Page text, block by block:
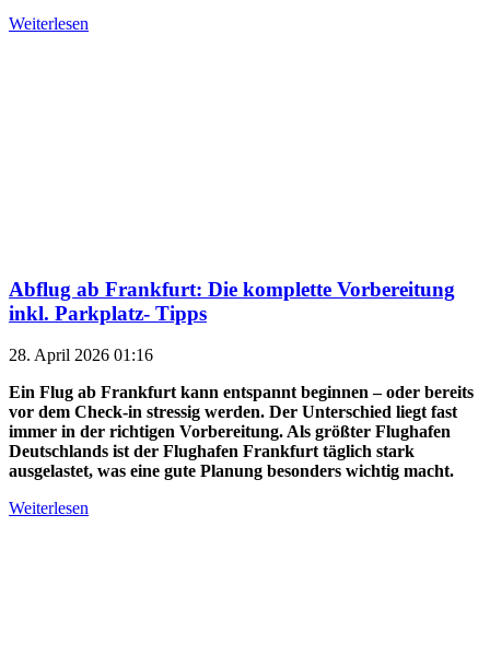
Weiterlesen
Abflug ab Frankfurt: Die komplette Vorbereitung
inkl. Parkplatz- Tipps
28. April 2026 01:16
Ein Flug ab Frankfurt kann entspannt beginnen – oder bereits
vor dem Check-in stressig werden. Der Unterschied liegt fast
immer in der richtigen Vorbereitung. Als größter Flughafen
Deutschlands ist der Flughafen Frankfurt täglich stark
ausgelastet, was eine gute Planung besonders wichtig macht.
Weiterlesen